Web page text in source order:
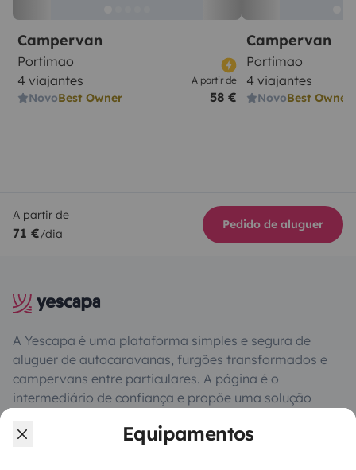
Equipamentos
Campervan
Portimao
4 viajantes
NovoBest Owner
A partir de
58 €
Campervan
Portimao
4 viajantes
NovoBest Owner
A partir de
71 €/dia
Pedido de aluguer
A Yescapa é uma plataforma simples e segura de
aluguer de autocaravanas, furgões transformados e
campervans entre particulares. A página é o
intermediário de confiança e propõe uma solução
em total liberdade e confiança.